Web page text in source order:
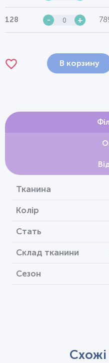
128 - +
В корзину
Тканина
Колір
Стать
Склад тканини
Сезон